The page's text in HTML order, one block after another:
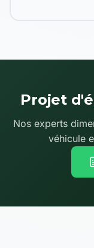
Projet
Nos experts
véhicule